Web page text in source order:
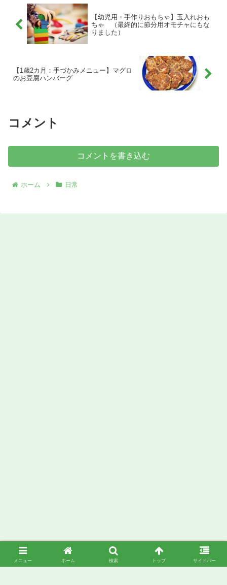
り、やりにくいと思っていた事
が、年を重ねるにつれて慣れて当
たり前になってゆきます。 これ
は慣れていると言うよりも麻痺し
ていると言う方が正しいかも知れ
ません。 なので、改善を行おう
りません。
【幼児用・手作りおもちゃ】玉入れおも
ちゃ （最終的に節分用オモチャにもな
りました）
【1歳2カ月：手づかみメニュー】マグロ
のお豆腐ハンバーグ
コメント
コメントを書き込む
ホーム 日常
メニュー ホーム 検索 トップ サイドバー